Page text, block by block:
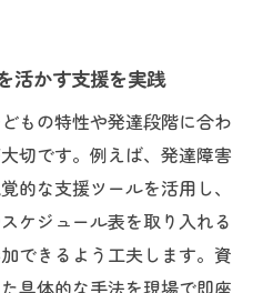
活かす支援を実践
もの特性や発達段階に合わ
切です。例えば、発達障害
的な支援ツールを活用し、
ケジュール表を取り入れる
できるよう工夫します。資
具体的な手法を現場で即座